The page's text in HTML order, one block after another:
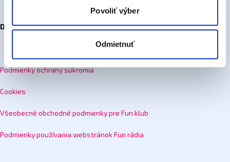
cez nastavenia ochrany súkromia. Odvolanie súhlasu
zo súhlasu pred jeho odvolaním.
Povoliť výber
Odmietnuť
Dokumenty na stiahnutie a odkazy:
Podmienky ochrany súkromia
Cookies
Všeobecné obchodné podmienky pre Fun klub
Podmienky používania webstránok Fun rádia